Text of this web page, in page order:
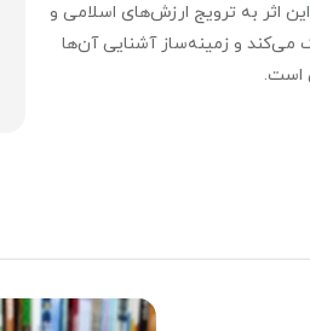
اثر به ترویج ارزش‌های اسلامی و
و زمینه‌ساز آشنایی آن‌ها
است.